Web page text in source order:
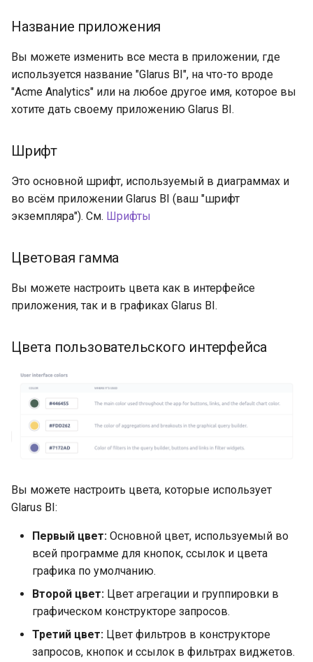
п
о
и
с
а
Название приложения
Вы можете изменить все места в приложении, где
используется название "Glarus BI", на что-то вроде
"Acme Analytics" или на любое другое имя, которое вы
хотите дать своему приложению Glarus BI.
Шрифт
Это основной шрифт, используемый в диаграммах и
во всём приложении Glarus BI (ваш "шрифт
экземпляра"). См. Шрифты
Цветовая гамма
Вы можете настроить цвета как в интерфейсе
приложения, так и в графиках Glarus BI.
Цвета пользовательского интерфейса
Вы можете настроить цвета, которые использует
Glarus BI:
Первый цвет: Основной цвет, используемый во
всей программе для кнопок, ссылок и цвета
графика по умолчанию.
Второй цвет: Цвет агрегации и группировки в
графическом конструкторе запросов.
Третий цвет: Цвет фильтров в конструкторе
запросов, кнопок и ссылок в фильтрах виджетов.